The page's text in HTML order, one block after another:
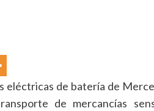
de batería de
de mercancías